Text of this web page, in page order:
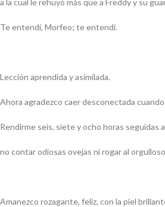
a la cual le rehuyó más que a Freddy y su
Te entendí, Morfeo; te entendí.
Lección aprendida y asimilada.
Ahora agradezco caer desconectada
Rendirme seis, siete y ocho horas seguidas
no contar odiosas ovejas ni rogar al
Amanezco rozagante, feliz, con la piel